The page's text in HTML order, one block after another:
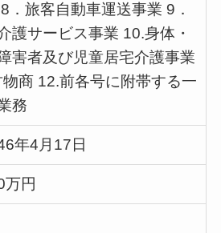
．旅客自動車運送事業 9．
護サービス事業 10.身体・
害者及び児童居宅介護事業
商 12.前各号に附帯する一
務
年4月17日
万円